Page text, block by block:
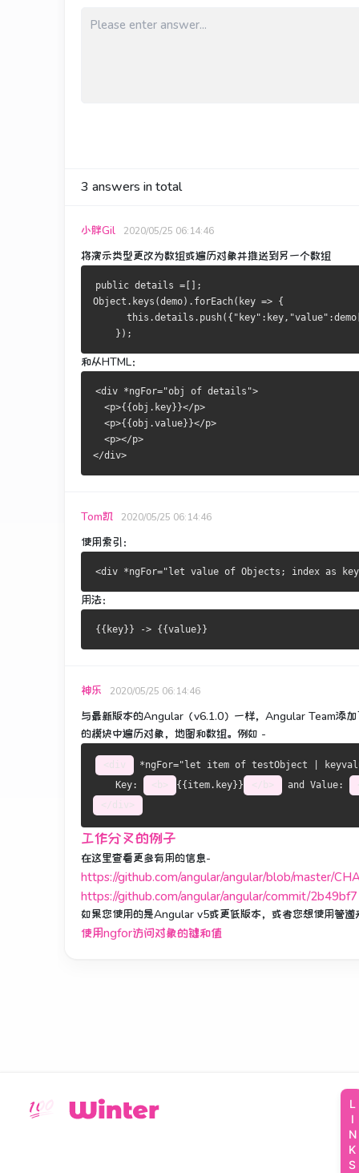
3 answers in total
小胖Gil 2020/05/25 06:14:46
将演示类型更改为数组或遍历对象并推送到另一个数组
public details =[];
Object . keys (demo). forEach( key => {
this .details . push({ "key" : key, "value" :demo
});
和从HTML：
<div *ngFor="obj of details">
<p>{{obj . key}}</p>
<p>{{obj .value}}</p>
<p></p>
</div>
Tom凯 2020/05/25 06:14:46
使用索引：
<div *ngFor="let value of Objects; index as
用法：
{{ key}} -> {{value}}
神乐 2020/05/25 06:14:46
与最新版本的Angular（v6.1.0）一样，Angular Team添加
的模块中遍历对象，地图和数组。 例如 -
<div *ngFor="let item of testObject |
    Key:
<b> {{item.key}} </b> and Value:
</div>
工作分叉的例子
在这里查看更多有用的信息-
https://github.com/angular/angular/blob/master/
https://github.com/angular/angular/commit/2b49bf7
如果您使用的是Angular v5或更低版本，或者您想使用管道
使用ngfor访问对象的键和值
LINKS